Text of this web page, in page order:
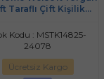
Taraflı Çift Kişilik
Kodu : MSTK14825-
24078
Ücretsiz Kargo